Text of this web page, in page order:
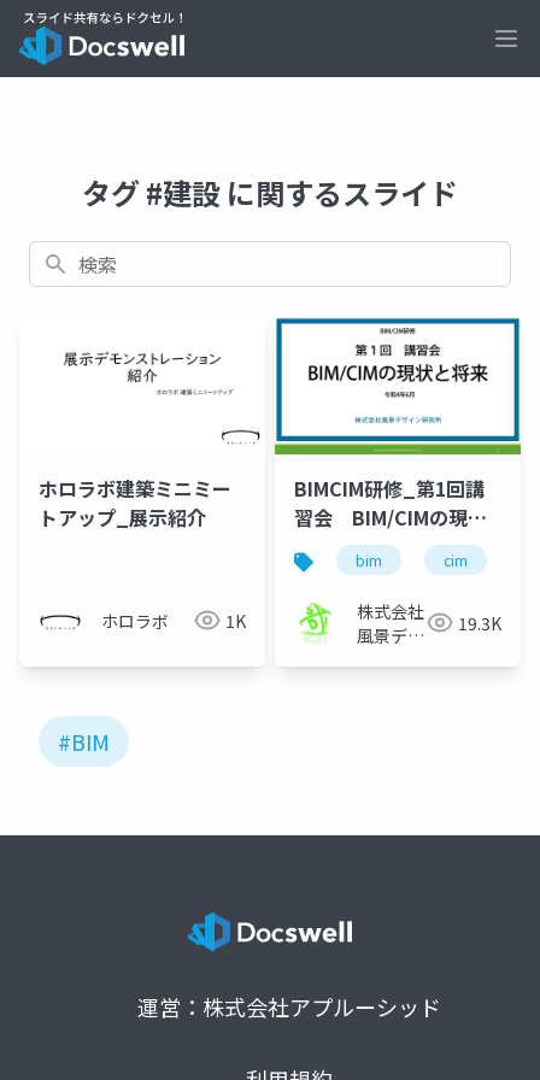
タグ #建設 に関するスライド
検索
ホロラボ建築ミニミー
トアップ_展示紹介
ホロラボ 1K
BIMCIM研修_第1回講
習会 BIM/CIMの現状
と将来bim cim
株式会社
風景デザ
19.3K
#BIM
運営：株式会社アプルーシッド